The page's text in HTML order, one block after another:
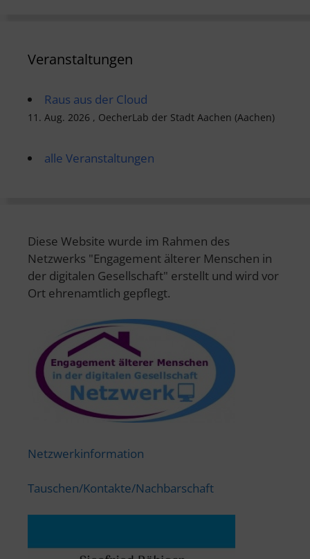
Veranstaltungen
Raus aus der Cloud
11. Aug. 2026 , OecherLab der Stadt Aachen (Aachen)
alle Veranstaltungen
Diese Website wurde im Rahmen des
Netzwerks "Engagement älterer Menschen in
der digitalen Gesellschaft" erstellt und wird vor
Ort ehrenamtlich gepflegt.
Netzwerkinformation
Tauschen/Kontakte/Nachbarschaft